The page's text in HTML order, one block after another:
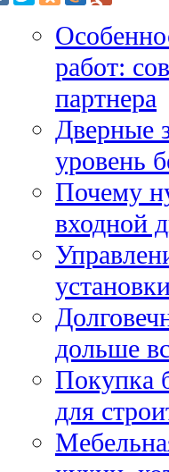
работ:
партнера
Дверные
уровень
Почему
входной
дольше
Покупка
для